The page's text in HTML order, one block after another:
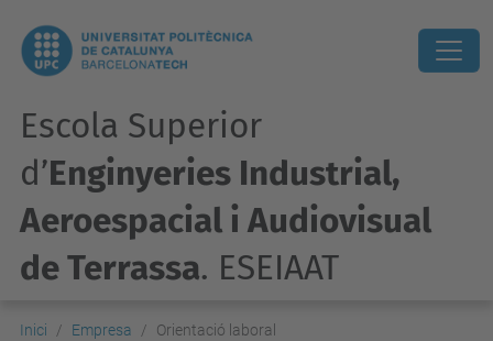
Escola Superior
d’Enginyeries Industrial,
Aeroespacial i Audiovisual
de Terrassa. ESEIAAT
Inici Empresa Orientació laboral